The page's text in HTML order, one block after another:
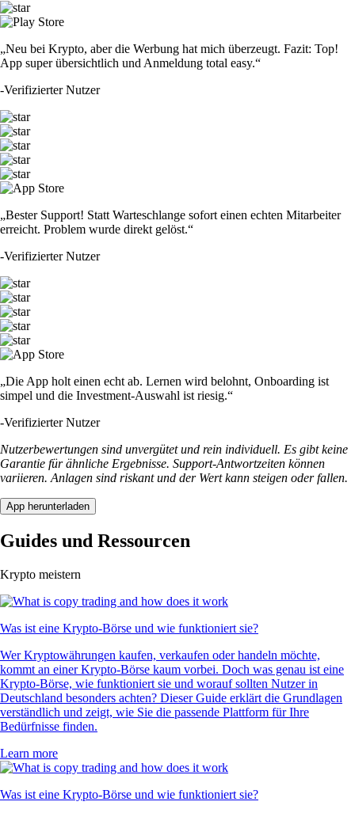
„Neu bei Krypto, aber die Werbung hat mich überzeugt. Fazit: Top!
App super übersichtlich und Anmeldung total easy.“
-Verifizierter Nutzer
„Bester Support! Statt Warteschlange sofort einen echten Mitarbeiter
erreicht. Problem wurde direkt gelöst.“
-Verifizierter Nutzer
„Die App holt einen echt ab. Lernen wird belohnt, Onboarding ist
simpel und die Investment-Auswahl ist riesig.“
-Verifizierter Nutzer
Nutzerbewertungen sind unvergütet und rein individuell. Es gibt keine
Garantie für ähnliche Ergebnisse. Support-Antwortzeiten können
variieren. Anlagen sind riskant und der Wert kann steigen oder fallen.
App herunterladen
Guides und Ressourcen
Krypto meistern
Was ist eine Krypto-Börse und wie funktioniert sie?
Wer Kryptowährungen kaufen, verkaufen oder handeln möchte,
kommt an einer Krypto-Börse kaum vorbei. Doch was genau ist eine
Krypto-Börse, wie funktioniert sie und worauf sollten Nutzer in
Deutschland besonders achten? Dieser Guide erklärt die Grundlagen
verständlich und zeigt, wie Sie die passende Plattform für Ihre
Bedürfnisse finden.
Learn more
Was ist eine Krypto-Börse und wie funktioniert sie?